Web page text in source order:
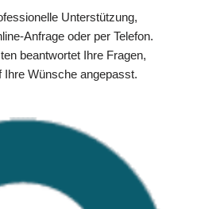
Unterstützung,
Anfrage oder per Telefon.
beantwortet Ihre Fragen,
Ihre Wünsche angepasst.